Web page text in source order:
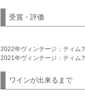
受賞・評価
2022年ヴィンテージ：ティム
2021年ヴィンテージ：ティム
ワインが出来るまで